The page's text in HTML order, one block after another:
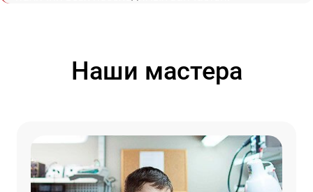
Наши мастера